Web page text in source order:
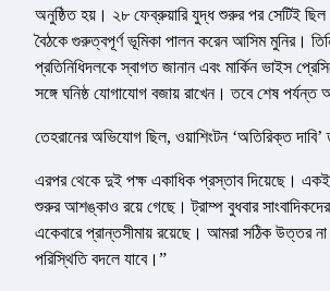
অনুষ্ঠিত হয়। ২৮ ফেব্রুয়ারি যুদ্ধ শুরুর পর সেটিই
বৈঠকে গুরুত্বপূর্ণ ভূমিকা পালন করেন আসিম মুনির।
প্রতিনিধিদলকে স্বাগত জানান এবং মার্কিন ভাইস
সঙ্গে ঘনিষ্ঠ যোগাযোগ বজায় রাখেন। তবে শেষ পর্যন্ত
তেহরানের অভিযোগ ছিল, ওয়াশিংটন ‘অতিরিক্ত
এরপর থেকে দুই পক্ষ একাধিক প্রস্তাব দিয়েছে।
শুরুর আশঙ্কাও রয়ে গেছে। ট্রাম্প বুধবার
একেবারে প্রান্তসীমায় রয়েছে। আমরা সঠিক উত্তর
পরিস্থিতি বদলে যাবে।”